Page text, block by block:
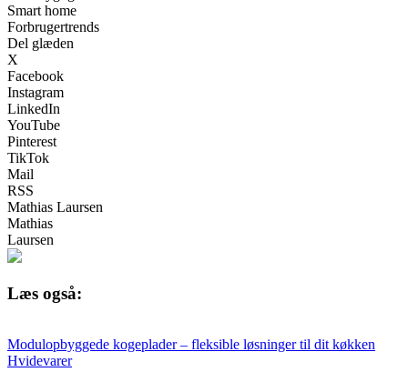
Smart home
Forbrugertrends
Del glæden
X
Facebook
Instagram
LinkedIn
YouTube
Pinterest
TikTok
Mail
RSS
Mathias Laursen
Mathias
Laursen
Læs også:
Modulopbyggede kogeplader – fleksible løsninger til dit køkken
Hvidevarer